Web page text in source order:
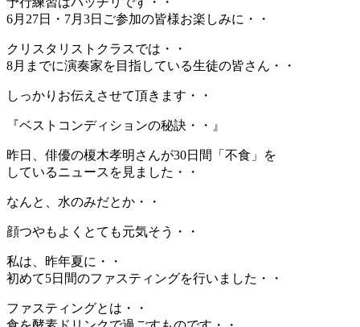
6月27日・7月3日ご参加の皆様お楽しみに・・
クリスタリストクラスでは・・
8月までに演奏家を目指している生徒の皆さん・・
しっかりお伝えさせて頂きます・・
『ベストコンディションの秘訣・・』
昨日、俳優の榎木孝明さんが30日間「不食」を
しているニュースを見ました・・
なんと、水のみだとか・・
顔つやもよくとても元気そう・・
私は、昨年夏に・・
初めて5日間のファスティングを行いました・・
ファスティングとは・・